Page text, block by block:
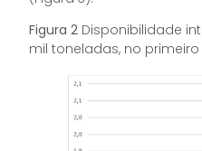
Figura 2 Disponibilidade
mil toneladas, no primeiro